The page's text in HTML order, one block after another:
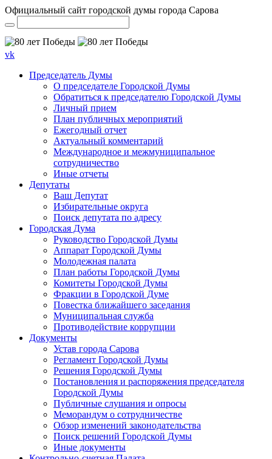
Официальный сайт городской думы города Сарова
vk
Председатель Думы
О председателе Городской Думы
Обратиться к председателю Городской Думы
Личный прием
План публичных мероприятий
Ежегодный отчет
Актуальный комментарий
Международное и межмуниципальное
сотрудничество
Иные отчеты
Депутаты
Ваш Депутат
Избирательные округа
Поиск депутата по адресу
Городская Дума
Руководство Городской Думы
Аппарат Городской Думы
Молодежная палата
План работы Городской Думы
Комитеты Городской Думы
Фракции в Городской Думе
Повестка ближайшего заседания
Муниципальная служба
Противодействие коррупции
Документы
Устав города Сарова
Регламент Городской Думы
Решения Городской Думы
Постановления и распоряжения председателя
Городской Думы
Публичные слушания и опросы
Меморандум о сотрудничестве
Обзор изменений законодательства
Поиск решений Городской Думы
Иные документы